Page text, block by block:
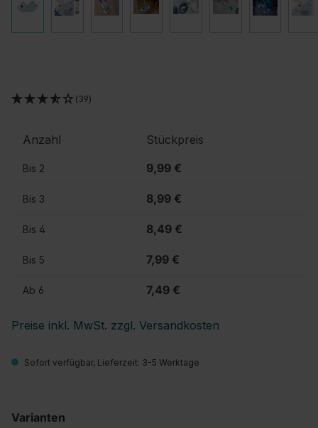
Anzahl Stückpreis
Bis 2 9,99 €
Bis 3 8,99 €
Bis 4 8,49 €
Bis 5 7,99 €
Ab 6 7,49 €
Preise inkl. MwSt. zzgl. Versandkosten
(39)
Sofort verfügbar, Lieferzeit: 3-5 Werktage
Varianten